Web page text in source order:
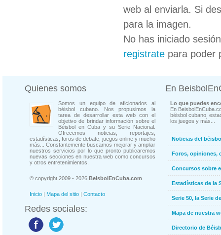
web al enviarla. Si
para la imagen.
No has iniciado
registrate para poder
Quienes somos
Somos un equipo de aficionados al
béisbol cubano. Nos propusimos la
tarea de desarrollar esta web con el
objetivo de brindar información sobre el
Béisbol en Cuba y su Serie Nacional.
Ofrecemos noticias, reportajes,
estadísticas, foros de debate, juegos online y mucho
más... Constantemente buscamos mejorar y ampliar
nuestros servicios por lo que pronto publicaremos
nuevas secciones en nuestra web como concursos
y otros entretenimientos.
© copyright 2009 - 2026 BeisbolEnCuba.com
Inicio | Mapa del sitio | Contacto
Redes sociales:
En
Lo que puedes
En
béisbol cubano,
los juegos y más...
Noticias del
Foros, opiniones,
Concursos sobre
Estadísticas de la
Serie 50, la Serie
Mapa de nuestra
Directorio de